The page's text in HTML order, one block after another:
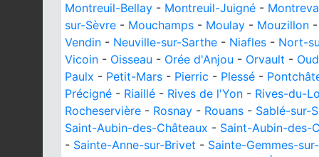
Montreuil-Bellay - Montreuil-Juigné -
sur-Sèvre - Mouchamps - Moulay - Mouzillon
Vendin - Neuville-sur-Sarthe - Niafles - Nort-
Vicoin - Oisseau - Orée d'Anjou - Orvault -
Paulx - Petit-Mars - Pierric - Plessé -
Précigné - Riaillé - Rives de l'Yon - Rives-du-
Rocheservière - Rosnay - Rouans - Sablé-sur-
Saint-Aubin-des-Châteaux - Saint-Aubin-des-
- Sainte-Anne-sur-Brivet - Sainte-Gemmes-